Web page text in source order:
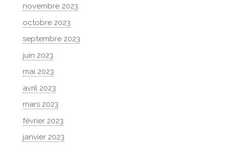
novembre 2023
octobre 2023
septembre 2023
juin 2023
mai 2023
avril 2023
mars 2023
février 2023
janvier 2023